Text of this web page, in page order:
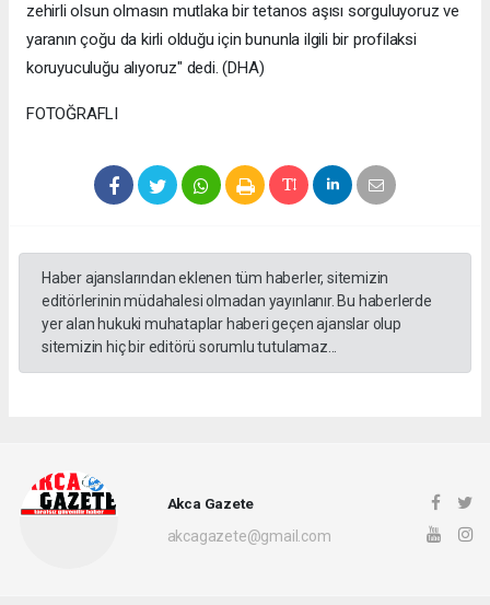
zehirli olsun olmasın mutlaka bir tetanos aşısı sorguluyoruz ve
yaranın çoğu da kirli olduğu için bununla ilgili bir profilaksi
koruyuculuğu alıyoruz" dedi. (DHA)
FOTOĞRAFLI
Haber ajanslarından eklenen tüm haberler, sitemizin
editörlerinin müdahalesi olmadan yayınlanır. Bu haberlerde
yer alan hukuki muhataplar haberi geçen ajanslar olup
sitemizin hiç bir editörü sorumlu tutulamaz...
Akca Gazete
akcagazete@gmail.com